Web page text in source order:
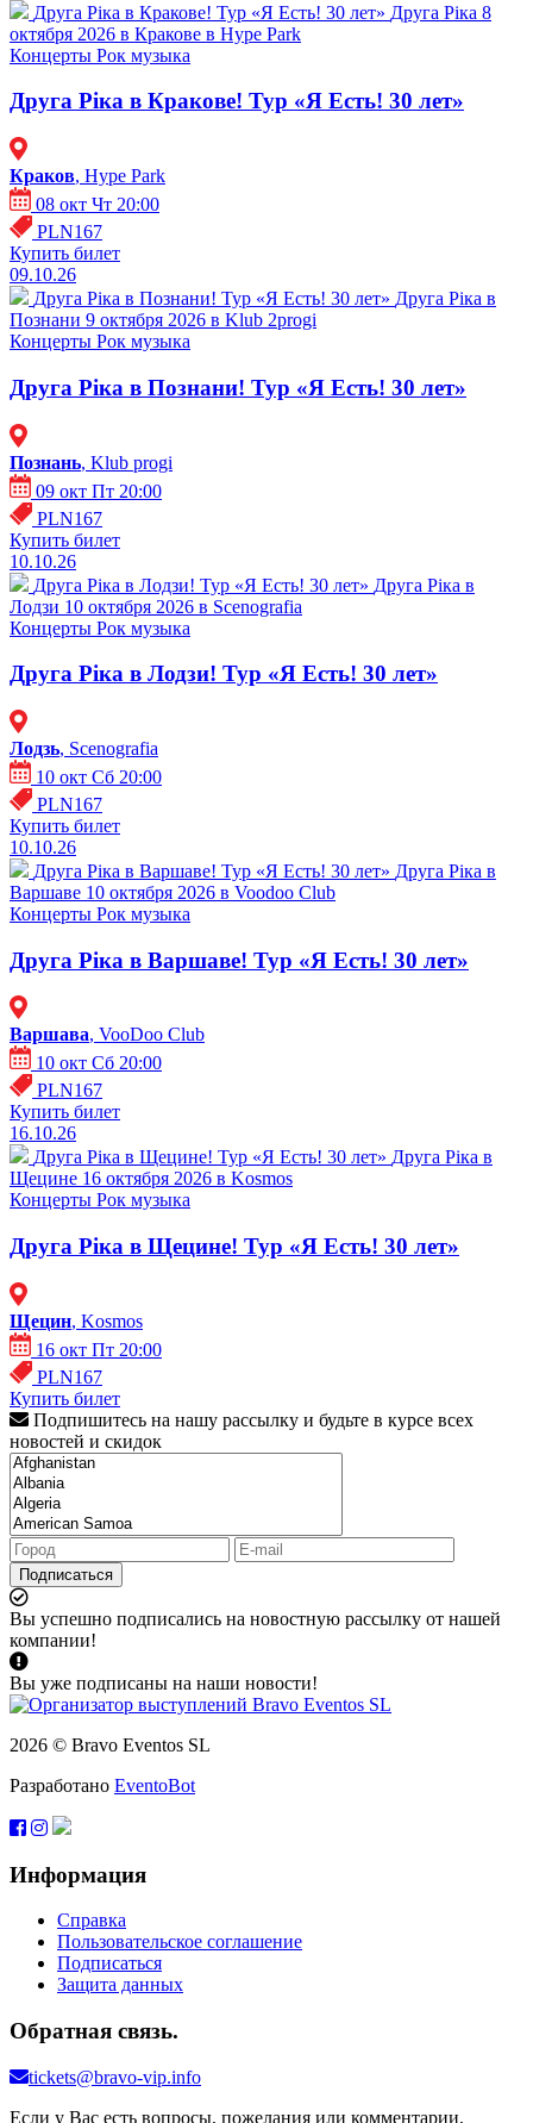
Друга Ріка в Кракове! Тур «Я Есть! 30 лет» Друга Ріка 8
октября 2026 в Кракове в Hype Park
Концерты Рок музыка
Друга Ріка в Кракове! Тур «Я Есть! 30 лет»
Краков, Hype Park
08 окт Чт 20:00
PLN167
Купить билет
09.10.26
Друга Ріка в Познани! Тур «Я Есть! 30 лет» Друга Ріка в
Познани 9 октября 2026 в Klub 2progi
Концерты Рок музыка
Друга Ріка в Познани! Тур «Я Есть! 30 лет»
Познань, Klub progi
09 окт Пт 20:00
PLN167
Купить билет
10.10.26
Друга Ріка в Лодзи! Тур «Я Есть! 30 лет» Друга Ріка в
Лодзи 10 октября 2026 в Scenografia
Концерты Рок музыка
Друга Ріка в Лодзи! Тур «Я Есть! 30 лет»
Лодзь, Scenografia
10 окт Сб 20:00
PLN167
Купить билет
10.10.26
Друга Ріка в Варшаве! Тур «Я Есть! 30 лет» Друга Ріка в
Варшаве 10 октября 2026 в Voodoo Club
Концерты Рок музыка
Друга Ріка в Варшаве! Тур «Я Есть! 30 лет»
Варшава, VooDoo Club
10 окт Сб 20:00
PLN167
Купить билет
16.10.26
Друга Ріка в Щецине! Тур «Я Есть! 30 лет» Друга Ріка в
Щецине 16 октября 2026 в Kosmos
Концерты Рок музыка
Друга Ріка в Щецине! Тур «Я Есть! 30 лет»
Щецин, Kosmos
16 окт Пт 20:00
PLN167
Купить билет
Подпишитесь на нашу рассылку и будьте в курсе всех
новостей и скидок
Подписаться
Вы успешно подписались на новостную рассылку от нашей
компании!
Вы уже подписаны на наши новости!
2026 © Bravo Eventos SL
Разработано EventoBot
Информация
Справка
Пользовательское соглашение
Подписаться
Защита данных
Обратная связь.
tickets@bravo-vip.info
Если у Вас есть вопросы, пожелания или комментарии,